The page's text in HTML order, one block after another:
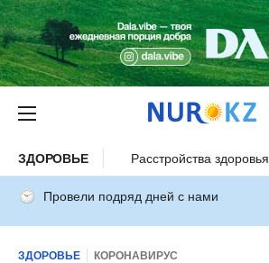
ЗДОРОВЬЕ Расстройства здоровья
Провели подряд дней с нами
ЗДОРОВЬЕ КОРОНАВИРУС